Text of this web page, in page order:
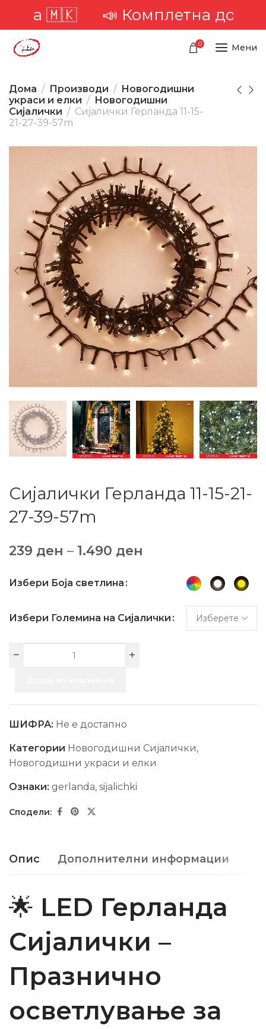
🇲🇰📣 Комплетна достава
0 Мени
Дома Производи
Новогодишни
украси и елки
Новогодишни
Сијалички
Сијалички Герланда 11-15-
21-27-39-57m
Сијалички Герланда 11-15-21-
27-39-57m
239 ден – 1.490 ден
Избери Боја светлина
Избери Големина на Сијалички
ШИФРА: Не е достапно
Категории Новогодишни Сијалички,
Новогодишни украси и елки
Ознаки: gerlanda, sijalichki
Опис Дополнителни информации
🌟 LED Герланда
Сијалички –
Празнично
осветлување за